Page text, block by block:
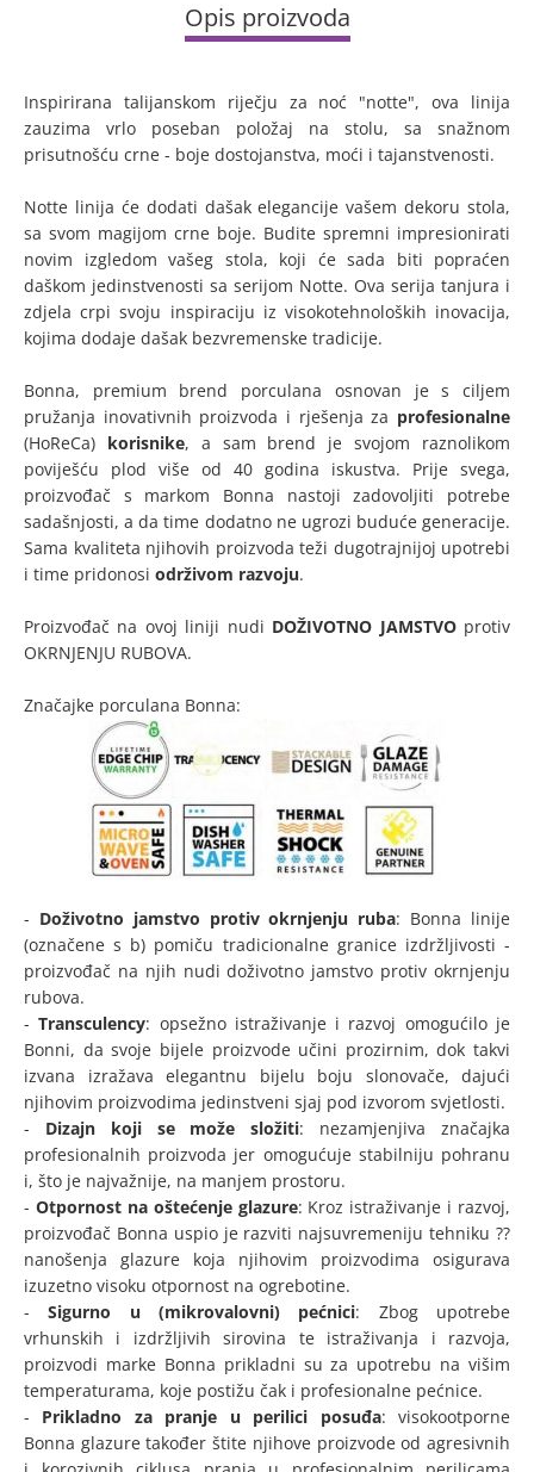
Opis proizvoda
Inspirirana talijanskom riječju za noć "notte", ova linija
zauzima vrlo poseban položaj na stolu, sa snažnom
prisutnošću crne - boje dostojanstva, moći i tajanstvenosti.
Notte linija će dodati dašak elegancije vašem dekoru stola,
sa svom magijom crne boje. Budite spremni impresionirati
novim izgledom vašeg stola, koji će sada biti popraćen
daškom jedinstvenosti sa serijom Notte. Ova serija tanjura i
zdjela crpi svoju inspiraciju iz visokotehnoloških inovacija,
kojima dodaje dašak bezvremenske tradicije.
Bonna, premium brend porculana osnovan je s ciljem
pružanja inovativnih proizvoda i rješenja za profesionalne
(HoReCa) korisnike, a sam brend je svojom raznolikom
poviješću plod više od 40 godina iskustva. Prije svega,
proizvođač s markom Bonna nastoji zadovoljiti potrebe
sadašnjosti, a da time dodatno ne ugrozi buduće generacije.
Sama kvaliteta njihovih proizvoda teži dugotrajnijoj upotrebi
i time pridonosi održivom razvoju.
Proizvođač na ovoj liniji nudi DOŽIVOTNO JAMSTVOprotiv
OKRNJENJU RUBOVA.
Značajke porculana Bonna:
- Doživotno jamstvo protiv okrnjenju ruba: Bonna linije
(označene s b) pomiču tradicionalne granice izdržljivosti -
proizvođač na njih nudi doživotno jamstvo protiv okrnjenju
rubova.
-Transculency: opsežno istraživanje i razvoj omogućilo je
Bonni, da svoje bijele proizvode učini prozirnim, dok takvi
izvana izražava elegantnu bijelu boju slonovače, dajući
njihovim proizvodima jedinstveni sjaj pod izvorom svjetlosti.
- Dizajn koji se može složiti: nezamjenjiva značajka
profesionalnih proizvoda jer omogućuje stabilniju pohranu
i, što je najvažnije, na manjem prostoru.
- Otpornost na oštećenje glazure: Kroz istraživanje i razvoj,
proizvođač Bonna uspio je razviti najsuvremeniju tehniku ??
nanošenja glazure koja njihovim proizvodima osigurava
izuzetno visoku otpornost na ogrebotine.
-Sigurno u (mikrovalovni) pećnici: Zbog upotrebe
vrhunskih i izdržljivih sirovina te istraživanja i razvoja,
proizvodi marke Bonna prikladni su za upotrebu na višim
temperaturama, koje postižu čak i profesionalne pećnice.
- Prikladno za pranje u perilici posuđa: visokootporne
Bonna glazure također štite njihove proizvode od agresivnih